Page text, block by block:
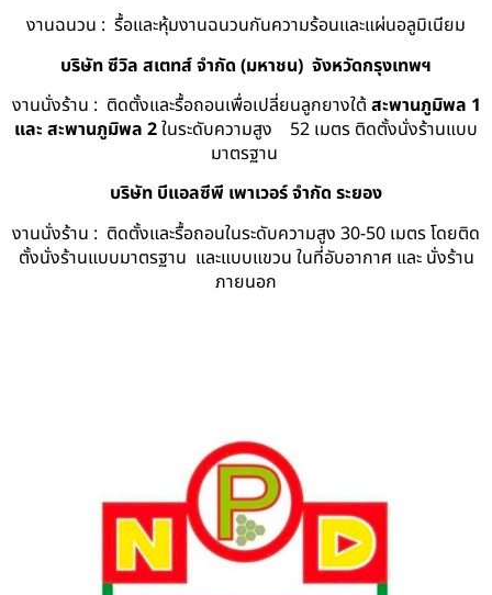
งานฉนวน : รื้อและหุ้มงานฉนวนกันความร้อนและแผ่นอลูมิเนียม
บริษัท ซีวิล สเตทส์ จำกัด (มหาชน) จังหวัดกรุงเทพฯ
งานนั่งร้าน : ติดตั้งและรื้อถอนเพื่อเปลี่ยนลูกยางใต้ สะพานภูมิพล 1
และ สะพานภูมิพล 2ในระดับความสูง 52 เมตร ติดตั้งนั่งร้านแบบ
มาตรฐาน
บริษัท บีแอลซีพี เพาเวอร์ จำกัด ระยอง
งานนั่งร้าน : ติดตั้งและรื้อถอนในระดับความสูง 30-50 เมตร โดยติด
ตั้งนั่งร้านแบบมาตรฐาน และแบบแขวน ในที่อับอากาศ และ นั่งร้าน
ภายนอก